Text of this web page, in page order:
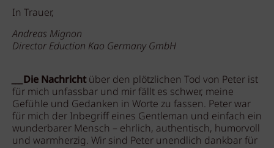
In Trauer,
Andreas Mignon
Director Eduction Kao Germany GmbH
___Die Nachrichtüber den plötzlichen Tod von Peter ist
für mich unfassbar und mir fällt es schwer, meine
Gefühle und Gedanken in Worte zu fassen. Peter war
für mich der Inbegriff eines Gentleman und einfach ein
wunderbarer Mensch – ehrlich, authentisch, humorvoll
und warmherzig. Wir sind Peter unendlich dankbar für